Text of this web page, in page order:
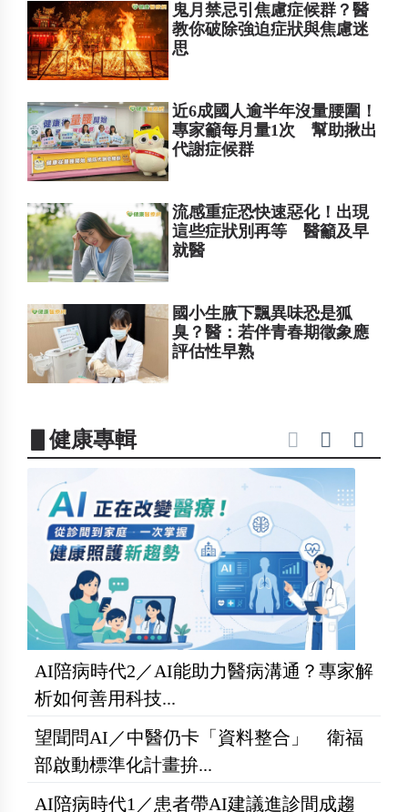
鬼月禁忌引焦慮症候群？醫
教你破除強迫症狀與焦慮迷
思
近6成國人逾半年沒量腰圍！
專家籲每月量1次 幫助揪出
代謝症候群
流感重症恐快速惡化！出現
這些症狀別再等 醫籲及早
就醫
國小生腋下飄異味恐是狐
臭？醫：若伴青春期徵象應
評估性早熟
▋健康專輯
AI陪病時代2／AI能助力醫病溝通？專家解
析如何善用科技...
望聞問AI／中醫仍卡「資料整合」 衛福
部啟動標準化計畫拚...
AI陪病時代1／患者帶AI建議進診間成趨